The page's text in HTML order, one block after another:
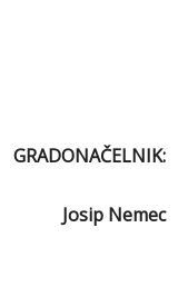
GRADONAČELNIK:
Josip Nemec